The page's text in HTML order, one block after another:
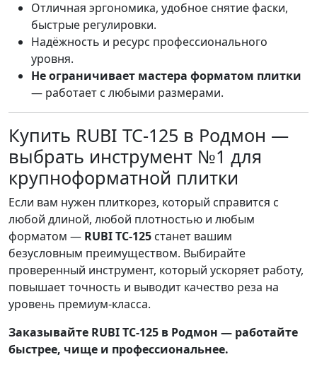
Отличная эргономика, удобное снятие фаски,
быстрые регулировки.
Надёжность и ресурс профессионального
уровня.
Не ограничивает мастера форматом плитки
— работает с любыми размерами.
Купить RUBI TC-125 в Родмон —
выбрать инструмент №1 для
крупноформатной плитки
Если вам нужен плиткорез, который справится с
любой длиной, любой плотностью и любым
форматом — RUBI TC-125 станет вашим
безусловным преимуществом. Выбирайте
проверенный инструмент, который ускоряет работу,
повышает точность и выводит качество реза на
уровень премиум-класса.
Заказывайте RUBI TC-125 в Родмон — работайте
быстрее, чище и профессиональнее.